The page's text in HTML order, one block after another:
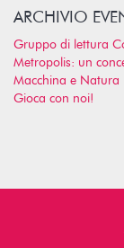
ARCHIVIO
Gruppo di lettura
Metropolis: un
Macchina e Natura
Gioca con noi!